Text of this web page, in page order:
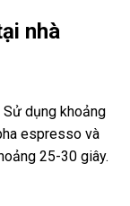
nhà
dụng khoảng
espresso và
25-30 giây.